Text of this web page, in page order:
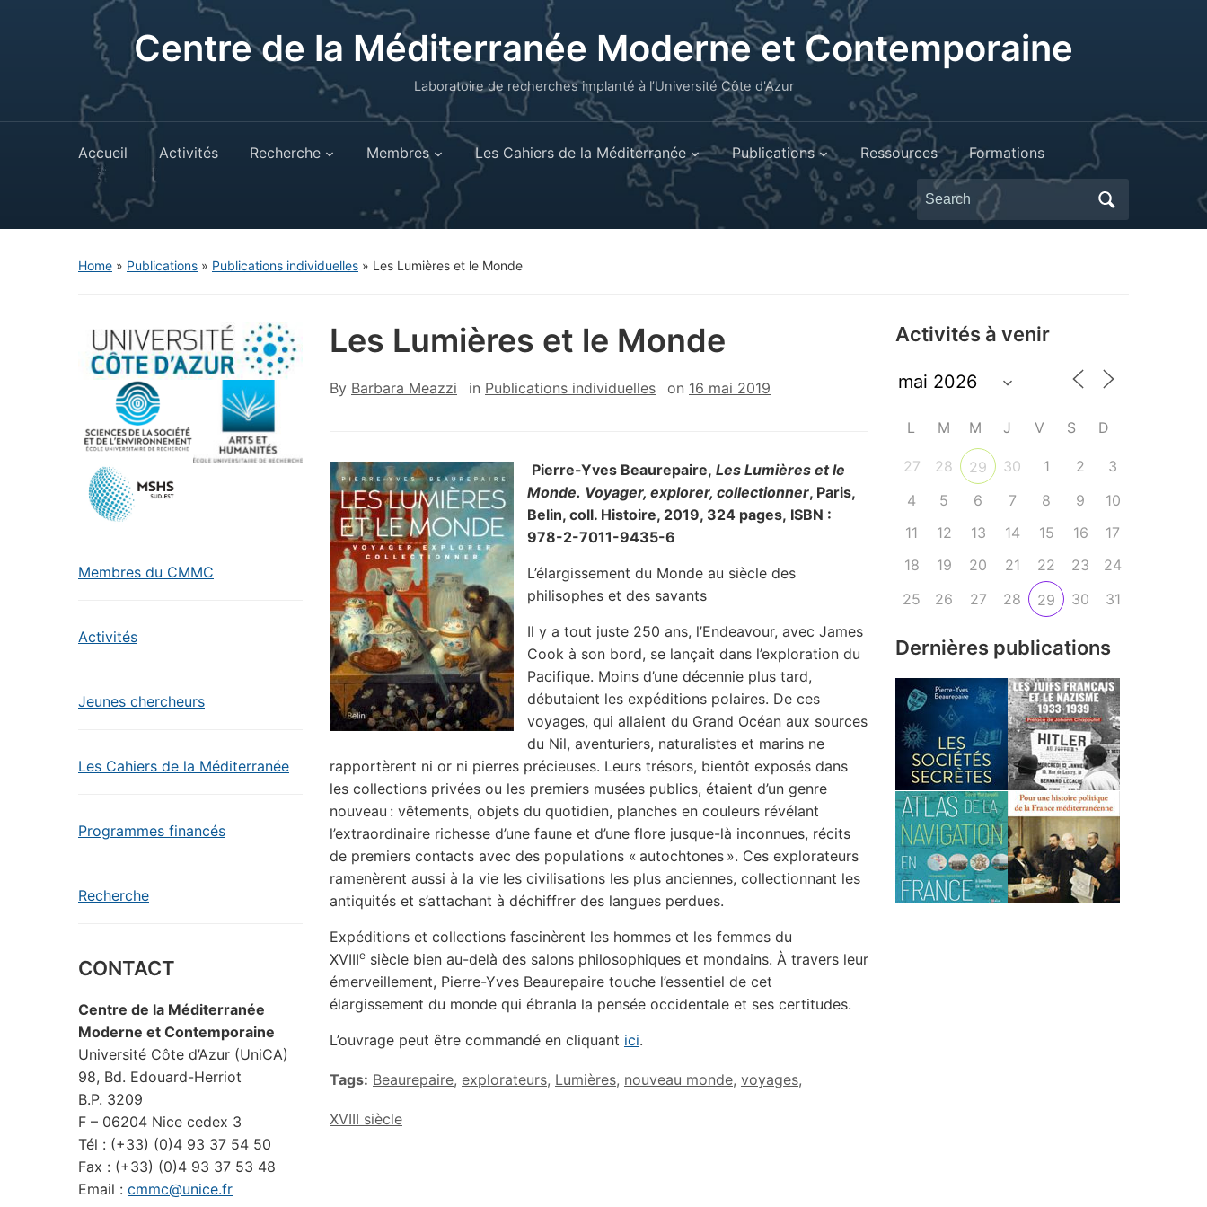
Centre de la Méditerranée Moderne et Contemporaine
Laboratoire de recherches implanté à l’Université Côte d'Azur
Accueil Activités Recherche Membres Les Cahiers de la Méditerranée Publications Ressources Formations
Search
for:
Home » Publications » Publications individuelles » Les Lumières et le Monde
Membres du CMMC
Activités
Jeunes chercheurs
Les Cahiers de la Méditerranée
Programmes financés
Recherche
CONTACT
Centre de la Méditerranée
Moderne et Contemporaine
Université Côte d’Azur (UniCA)
98, Bd. Edouard-Herriot
B.P. 3209
F – 06204 Nice cedex 3
Tél : (+33) (0)4 93 37 54 50
Fax : (+33) (0)4 93 37 53 48
Email : cmmc@unice.fr
Les Lumières et le Monde
By Barbara Meazzi in Publications individuelles on 16 mai 2019
Pierre-Yves Beaurepaire, Les Lumières et le
Monde. Voyager, explorer, collectionner, Paris,
Belin, coll. Histoire, 2019, 324 pages, ISBN :
978-2-7011-9435-6
L’élargissement du Monde au siècle des
philisophes et des savants
Il y a tout juste 250 ans, l’Endeavour, avec James
Cook à son bord, se lançait dans l’exploration du
Pacifique. Moins d’une décennie plus tard,
débutaient les expéditions polaires. De ces
voyages, qui allaient du Grand Océan aux sources
du Nil, aventuriers, naturalistes et marins ne
rapportèrent ni or ni pierres précieuses. Leurs trésors, bientôt exposés dans
les collections privées ou les premiers musées publics, étaient d’un genre
nouveau : vêtements, objets du quotidien, planches en couleurs révélant
l’extraordinaire richesse d’une faune et d’une flore jusque-là inconnues, récits
de premiers contacts avec des populations « autochtones ». Ces explorateurs
ramenèrent aussi à la vie les civilisations les plus anciennes, collectionnant les
antiquités et s’attachant à déchiffrer des langues perdues.
Expéditions et collections fascinèrent les hommes et les femmes du
XVIIIe siècle bien au-delà des salons philosophiques et mondains. À travers leur
émerveillement, Pierre-Yves Beaurepaire touche l’essentiel de cet
élargissement du monde qui ébranla la pensée occidentale et ses certitudes.
L’ouvrage peut être commandé en cliquant ici.
Tags: Beaurepaire, explorateurs, Lumières, nouveau monde, voyages,
XVIII siècle
Activités à venir
L M M J V S D
27 28 29 30 1 2
3
4
5 6 7 8 9
10
11
12 13 14 15 16
17
18
19 20 21 22 23
24
25
26 27 28 29 30 31
Dernières publications